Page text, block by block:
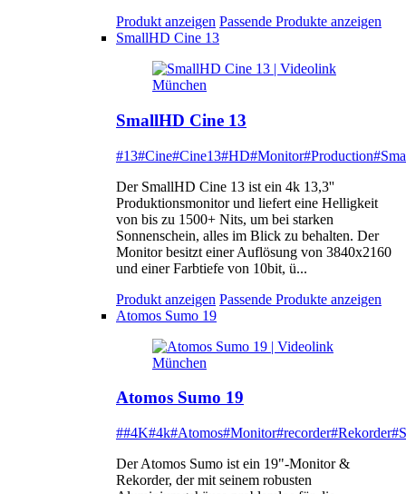
Produkt anzeigen Passende Produkte anzeigen
SmallHD Cine 13
SmallHD Cine 13
#13#Cine#Cine13#HD#Monitor#Production
Der SmallHD Cine 13 ist ein 4k 13,3''
Produktionsmonitor und liefert eine Helligkeit
von bis zu 1500+ Nits, um bei starken
Sonnenschein, alles im Blick zu behalten. Der
Monitor besitzt einer Auflösung von 3840x2160
und einer Farbtiefe von 10bit, ü...
Produkt anzeigen Passende Produkte anzeigen
Atomos Sumo 19
Atomos Sumo 19
##4K#4k#Atomos#Monitor#recorder#Rekorder
Der Atomos Sumo ist ein 19"-Monitor &
Rekorder, der mit seinem robusten